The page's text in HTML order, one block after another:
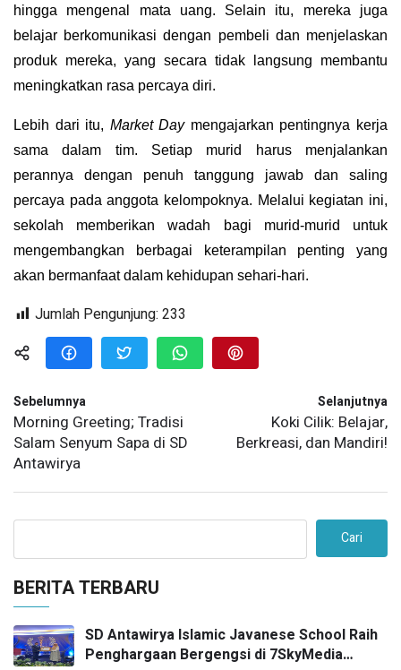
hingga mengenal mata uang. Selain itu, mereka juga
belajar berkomunikasi dengan pembeli dan menjelaskan
produk mereka, yang secara tidak langsung membantu
meningkatkan rasa percaya diri.
Lebih dari itu, Market Daymengajarkan pentingnya kerja
sama dalam tim. Setiap murid harus menjalankan
perannya dengan penuh tanggung jawab dan saling
percaya pada anggota kelompoknya. Melalui kegiatan ini,
sekolah memberikan wadah bagi murid-murid untuk
mengembangkan berbagai keterampilan penting yang
akan bermanfaat dalam kehidupan sehari-hari.
Jumlah Pengunjung: 233
Sebelumnya
Morning Greeting; Tradisi
Salam Senyum Sapa di SD
Antawirya
Selanjutnya
Koki Cilik: Belajar,
Berkreasi, dan Mandiri!
Cari
BERITA TERBARU
SD Antawirya Islamic Javanese School Raih
Penghargaan Bergengsi di 7SkyMedia